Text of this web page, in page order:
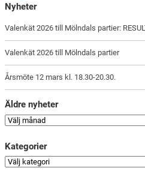
Nyheter
Valenkät 2026 till Mölndals partier:
Valenkät 2026 till Mölndals partier
Årsmöte 12 mars kl. 18.30-20.30.
Äldre nyheter
Kategorier